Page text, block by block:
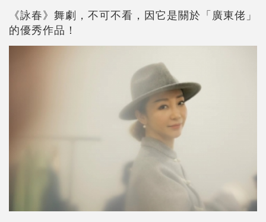
《詠春》舞劇，不可不看，因它是關於「廣東佬」
的優秀作品！